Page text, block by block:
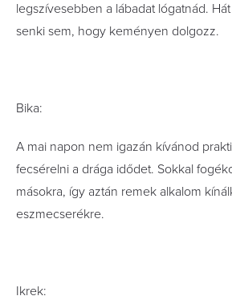
legszívesebben a lábadat lógatnád.
senki sem, hogy keményen dolgozz.
Bika:
A mai napon nem igazán kívánod
fecsérelni a drága idődet. Sokkal
másokra, így aztán remek alkalom
eszmecserékre.
Ikrek: